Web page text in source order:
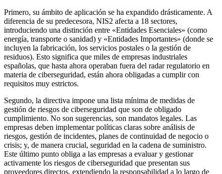
Primero, su ámbito de aplicación se ha expandido drásticamente. A
diferencia de su predecesora, NIS2 afecta a 18 sectores,
introduciendo una distinción entre «Entidades Esenciales» (como
energía, transporte o sanidad) y «Entidades Importantes» (donde se
incluyen la fabricación, los servicios postales o la gestión de
residuos). Esto significa que miles de empresas industriales
españolas, que hasta ahora operaban fuera del radar regulatorio en
materia de ciberseguridad, están ahora obligadas a cumplir con
requisitos muy estrictos.
Segundo, la directiva impone una lista mínima de medidas de
gestión de riesgos de ciberseguridad que son de obligado
cumplimiento. No son sugerencias, son mandatos legales. Las
empresas deben implementar políticas claras sobre análisis de
riesgos, gestión de incidentes, planes de continuidad de negocio o
crisis; y, de manera crucial, seguridad en la cadena de suministro.
Este último punto obliga a las empresas a evaluar y gestionar
activamente los riesgos de ciberseguridad que presentan sus
proveedores directos, extendiendo la responsabilidad a lo largo de